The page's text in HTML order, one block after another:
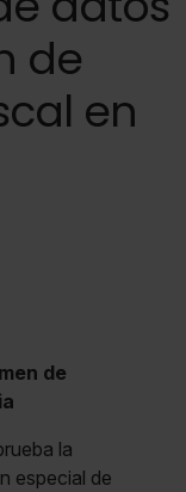
de
en
de
la
especial de